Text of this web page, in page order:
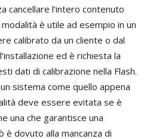
cancellare l’intero contenuto
è utile ad esempio in un
calibrato da un cliente o dal
ed è richiesta la
dati di calibrazione nella Flash.
sistema come quello appena
deve essere evitata se è
una che garantisce una
è dovuto alla mancanza di